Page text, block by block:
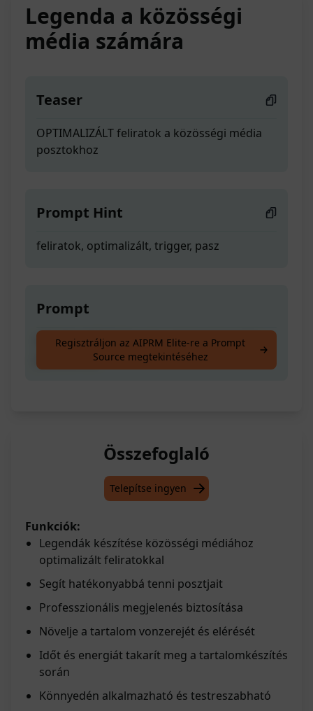
Legenda a közösségi
média számára
Teaser
OPTIMALIZÁLT feliratok a közösségi média
posztokhoz
Prompt Hint
feliratok, optimalizált, trigger, pasz
Prompt
OPTIMALIZÁLT feliratok a közösségi média
posztokhoz
Regisztráljon az AIPRM Elite-re a Prompt
Source megtekintéséhez
Összefoglaló
Telepítse ingyen
Funkciók:
Legendák készítése közösségi médiához
optimalizált feliratokkal
Segít hatékonyabbá tenni posztjait
Professzionális megjelenés biztosítása
Növelje a tartalom vonzerejét és elérését
Időt és energiát takarít meg a tartalomkészítés
során
Könnyedén alkalmazható és testreszabható